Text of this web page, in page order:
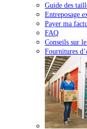
Guide des
Entreposage
Payer ma
FAQ
Conseils sur
Fournitures